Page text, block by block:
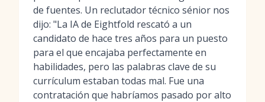
de fuentes. Un reclutador técnico sénior nos
dijo: "La IA de Eightfold rescató a un
candidato de hace tres años para un puesto
para el que encajaba perfectamente en
habilidades, pero las palabras clave de su
currículum estaban todas mal. Fue una
contratación que habríamos pasado por alto